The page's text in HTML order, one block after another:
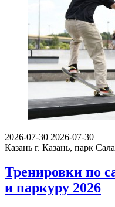
2026-07-30 2026-07-30
Казань г. Казань, парк
Тренировки по
и паркуру 2026